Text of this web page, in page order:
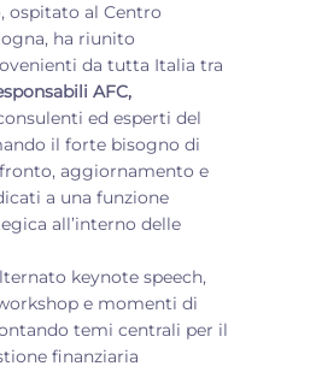
ospitato al Centro
ha riunito
da tutta Italia tra
AFC,
ed esperti del
il forte bisogno di
aggiornamento e
a una funzione
all’interno delle
keynote speech,
e momenti di
temi centrali per il
finanziaria